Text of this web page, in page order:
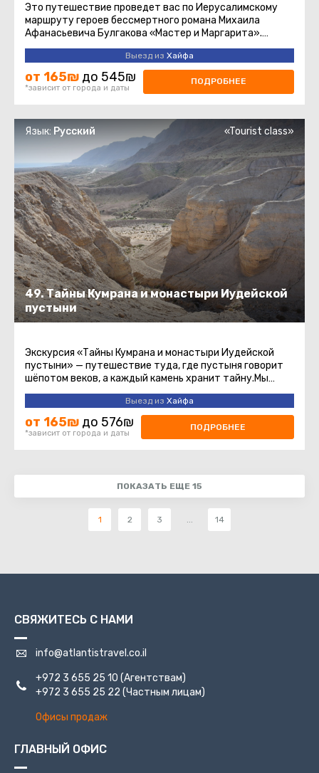
Это путешествие проведет вас по Иерусалимскому
маршруту героев бессмертного романа Михаила
Афанасьевича Булгакова «Мастер и Маргарита».
Парадокс. Те, кто читал ...
Выезд из Хайфа
от 165₪ до 545₪
*зависит от города и даты
ПОДРОБНЕЕ
49. Тайны Кумрана и монастыри Иудейской
пустыни
Язык: Русский «Tourist class»
Экскурсия «Тайны Кумрана и монастыри Иудейской
пустыни» — путешествие туда, где пустыня говорит
шёпотом веков, а каждый камень хранит тайну.Мы
начинаем путь с Модиин ...
Выезд из Хайфа
от 165₪ до 576₪
*зависит от города и даты
ПОДРОБНЕЕ
ПОКАЗАТЬ ЕЩЕ 15
1 2 3 ... 14
СВЯЖИТЕСЬ С НАМИ
info@atlantistravel.co.il
+972 3 655 25 10 (Агентствам)
+972 3 655 25 22 (Частным лицам)
Офисы продаж
ГЛАВНЫЙ ОФИС